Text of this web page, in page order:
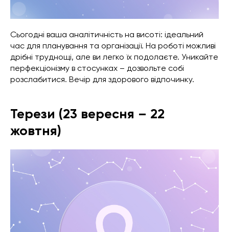
Сьогодні ваша аналітичність на висоті: ідеальний
час для планування та організації. На роботі можливі
дрібні труднощі, але ви легко їх подолаєте. Уникайте
перфекціонізму в стосунках – дозвольте собі
розслабитися. Вечір для здорового відпочинку.
Терези (23 вересня – 22
жовтня)